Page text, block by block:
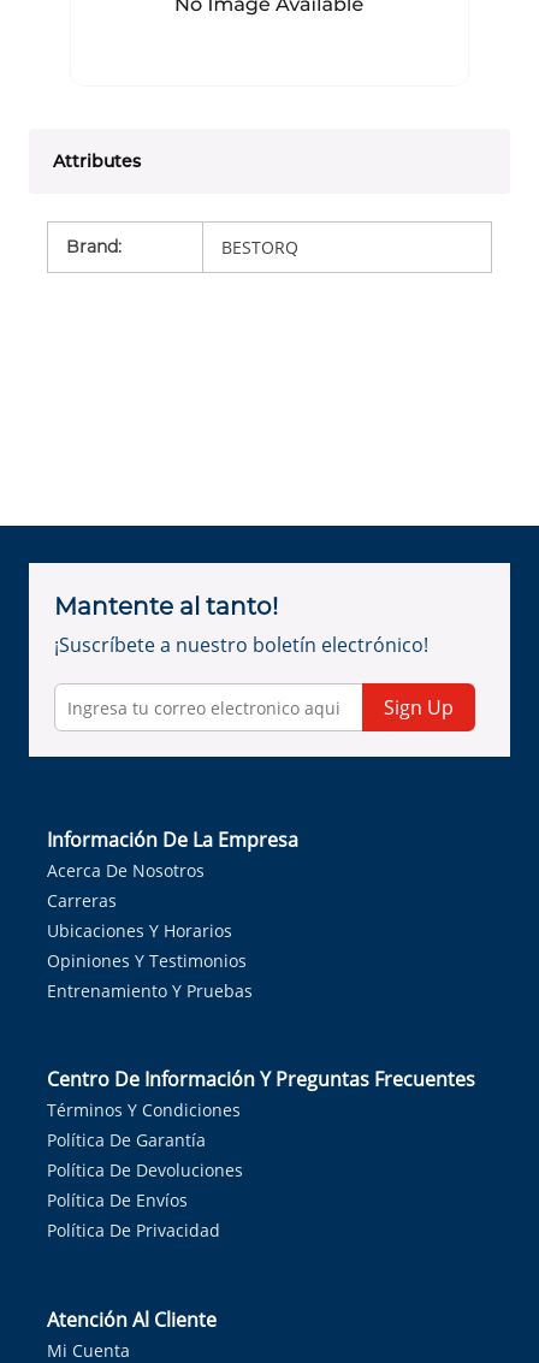
Attributes
Brand: BESTORQ
Mantente al tanto!
¡Suscríbete a nuestro boletín electrónico!
Sign Up
Información De La Empresa
Acerca De Nosotros
Carreras
Ubicaciones Y Horarios
Opiniones Y Testimonios
Entrenamiento Y Pruebas
Centro De Información Y Preguntas Frecuentes
Términos Y Condiciones
Política De Garantía
Política De Devoluciones
Política De Envíos
Política De Privacidad
Atención Al Cliente
Mi Cuenta